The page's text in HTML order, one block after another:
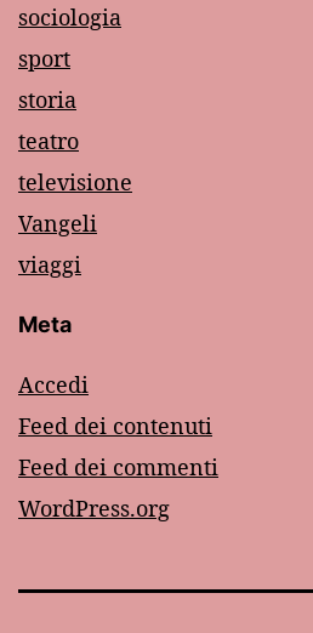
sociologia
sport
storia
teatro
televisione
Vangeli
viaggi
Meta
Accedi
Feed dei contenuti
Feed dei commenti
WordPress.org